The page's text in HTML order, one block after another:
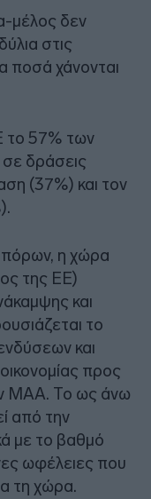
μέλος δεν
στις
ποσά χάνονται
το 57% των
δράσεις
(37%) και τον
πόρων, η χώρα
της ΕΕ)
και
το
και
προς
ΜΑΑ. Το ως άνω
από την
με το βαθμό
ωφέλειες που
τη χώρα.